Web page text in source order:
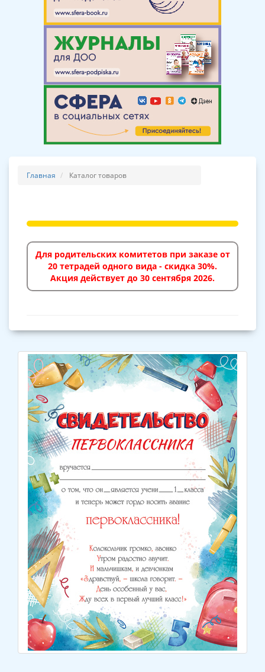
Главная Каталог товаров
Для родительских комитетов при заказе от
20 тетрадей одного вида - скидка 30%.
Акция действует до 30 сентября 2026.